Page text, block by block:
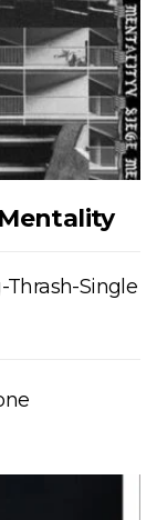
Mentality
Thrash-Single